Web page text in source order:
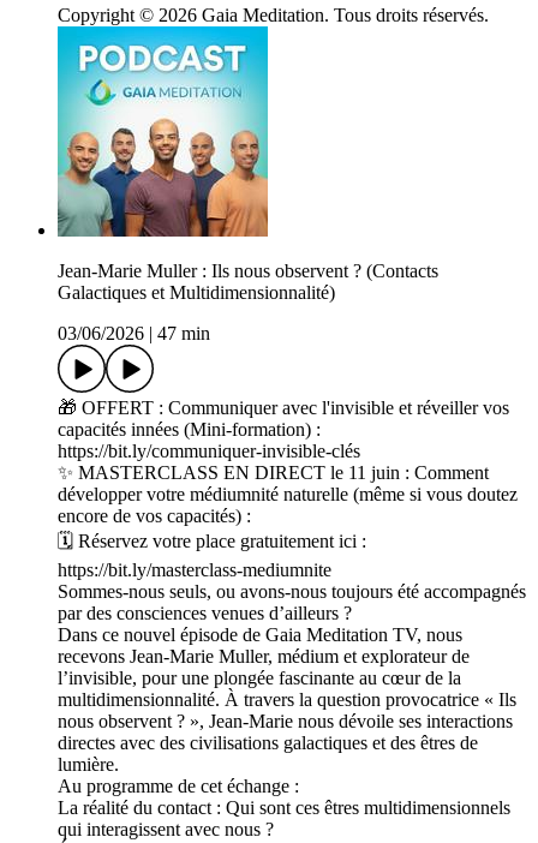
Copyright © 2026 Gaia Meditation. Tous droits réservés.
Jean-Marie Muller : Ils nous observent ? (Contacts
Galactiques et Multidimensionnalité)
03/06/2026
47 min
🎁 OFFERT : Communiquer avec l'invisible et réveiller vos
capacités innées (Mini-formation) :
https://bit.ly/communiquer-invisible-clés
✨ MASTERCLASS EN DIRECT le 11 juin : Comment
développer votre médiumnité naturelle (même si vous doutez
encore de vos capacités) :
🗓️ Réservez votre place gratuitement ici :
https://bit.ly/masterclass-mediumnite
Sommes-nous seuls, ou avons-nous toujours été accompagnés
par des consciences venues d’ailleurs ?
Dans ce nouvel épisode de Gaia Meditation TV, nous
recevons Jean-Marie Muller, médium et explorateur de
l’invisible, pour une plongée fascinante au cœur de la
multidimensionnalité. À travers la question provocatrice « Ils
nous observent ? », Jean-Marie nous dévoile ses interactions
directes avec des civilisations galactiques et des êtres de
lumière.
Au programme de cet échange :
La réalité du contact : Qui sont ces êtres multidimensionnels
qui interagissent avec nous ?